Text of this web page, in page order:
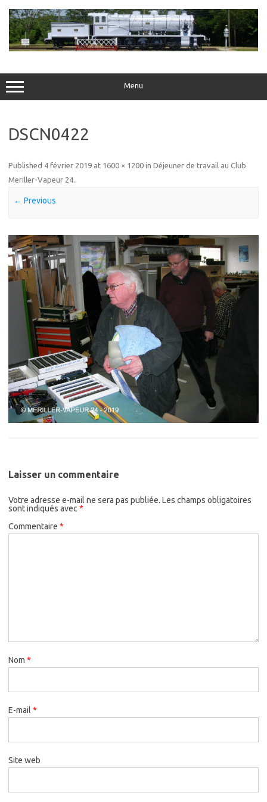
content
Menu
DSCN0422
Published 4 février 2019 at 1600 × 1200 in Déjeuner de travail au Club
Meriller-Vapeur 24.
← Previous
Laisser un commentaire
Votre adresse e-mail ne sera pas publiée. Les champs obligatoires
sont indiqués avec*
Commentaire *
Nom *
E-mail *
Site web